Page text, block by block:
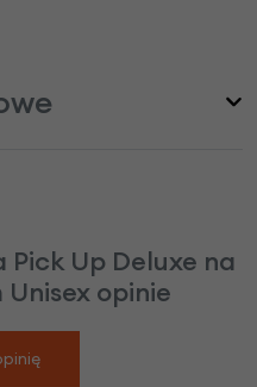
Pick Up Deluxe na
opinie